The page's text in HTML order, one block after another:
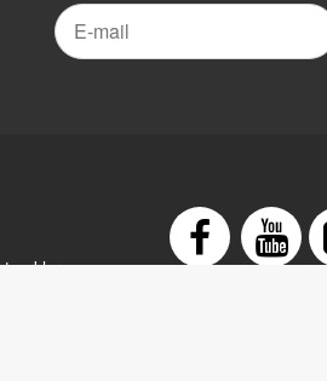
E-
Mail-
Newsletter